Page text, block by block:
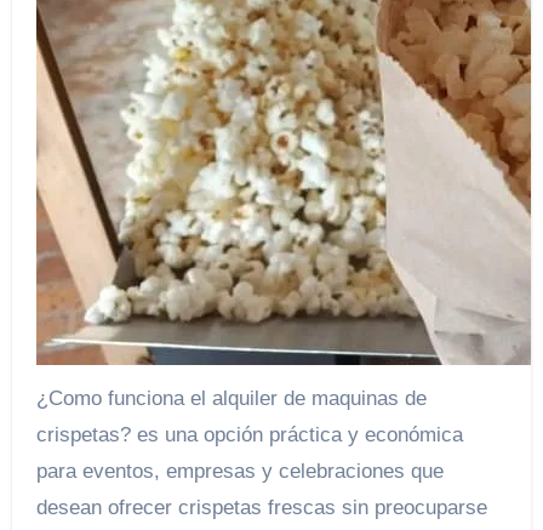
¿Como funciona el alquiler de maquinas de
crispetas? es una opción práctica y económica
para eventos, empresas y celebraciones que
desean ofrecer crispetas frescas sin preocuparse